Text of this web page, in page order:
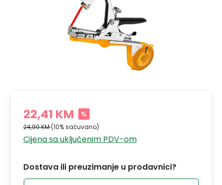
22,41 KM %
24,90 KM(10% sačuvano)
Cijena sa uključenim PDV-om
Dostava ili preuzimanje u prodavnici?